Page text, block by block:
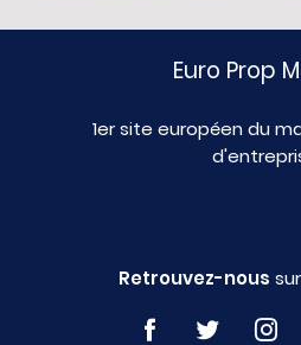
Euro Prop
1er site européen du
Retrouvez-nous